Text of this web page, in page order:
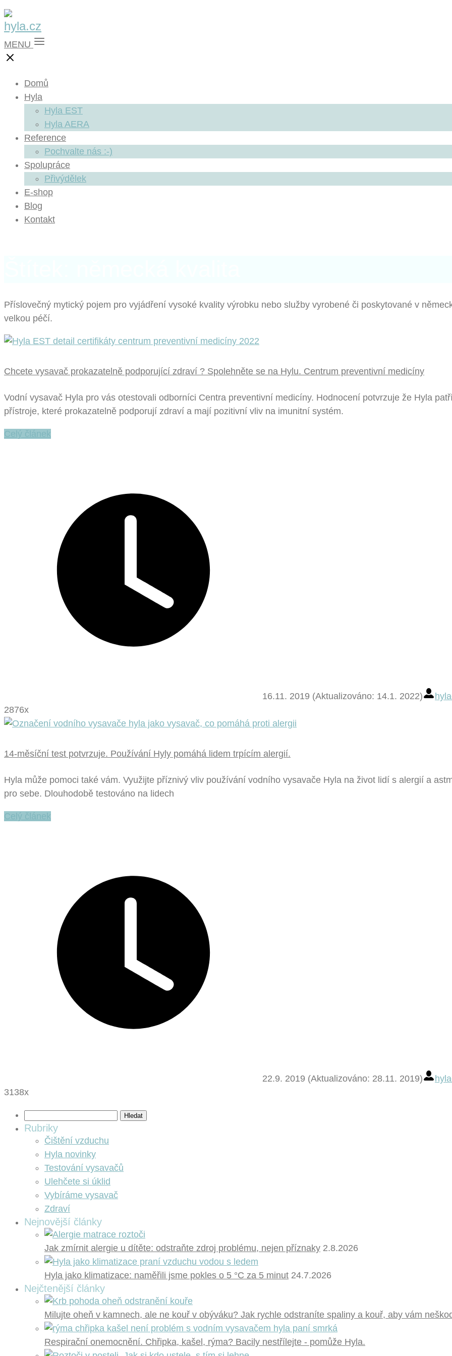
MENU
Domů
Hyla
Hyla EST
Hyla AERA
Reference
Pochvalte nás :-)
Spolupráce
Přivýdělek
E-shop
Blog
Kontakt
Příslovečný mytický pojem pro vyjádření vysoké kvality výrobku nebo služby vyrobené či poskytované v
velkou péčí.
Chcete vysavač prokazatelně podporující zdraví ? Spolehněte se na Hylu. Centrum preventivní medicíny
Vodní vysavač Hyla pro vás otestovali odborníci Centra preventivní medicíny. Hodnocení potvrzuje že Hyla
přístroje, které prokazatelně podporují zdraví a mají pozitivní vliv na imunitní systém.
Celý článek
16.11. 2019 (Aktualizováno: 14.1. 2022)
2876x
14-měsíční test potvrzuje. Používání Hyly pomáhá lidem trpícím alergií.
Hyla může pomoci také vám. Využijte příznivý vliv používání vodního vysavače Hyla na život lidí s alergií a
pro sebe. Dlouhodobě testováno na lidech
Celý článek
22.9. 2019 (Aktualizováno: 28.11. 2019)
3138x
Vyhledávání
Rubriky
Čištění vzduchu
Hyla novinky
Testování vysavačů
Ulehčete si úklid
Vybíráme vysavač
Zdraví
Nejnovější články
Jak zmírnit alergie u dítěte: odstraňte zdroj problému, nejen příznaky 2.8.2026
Hyla jako klimatizace: naměřili jsme pokles o 5 °C za 5 minut 24.7.2026
Nejčtenější články
Milujte oheň v kamnech, ale ne kouř v obýváku? Jak rychle odstraníte spaliny a kouř, aby vám
Respirační onemocnění. Chřipka, kašel, rýma? Bacily nestřílejte - pomůže Hyla.